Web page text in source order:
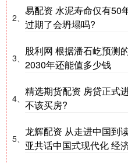
2、
易配资 水泥寿命仅有50
过期了会坍塌吗?
3、
股利网 根据潘石屹预测
2030年还能值多少钱
4、
精选期货配资 房贷正式
不该买房?
5、
龙辉配资 从走进中国
亚共话中国式现代化 经